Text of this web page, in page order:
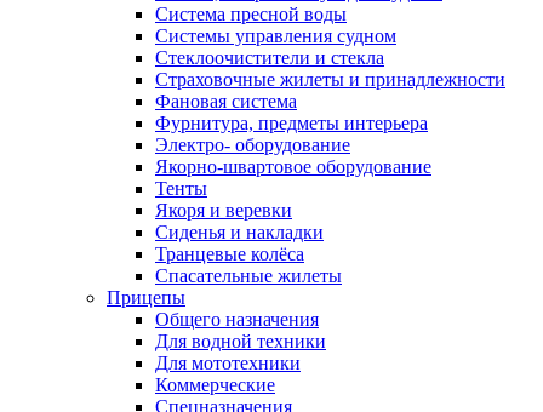
Система пресной воды
Системы управления судном
Стеклоочистители и стекла
Страховочные жилеты и принадлежности
Фановая система
Фурнитура, предметы интерьера
Электро- оборудование
Якорно-швартовое оборудование
Тенты
Якоря и веревки
Сиденья и накладки
Транцевые колёса
Спасательные жилеты
Прицепы
Общего назначения
Для водной техники
Для мототехники
Коммерческие
Спецназначения